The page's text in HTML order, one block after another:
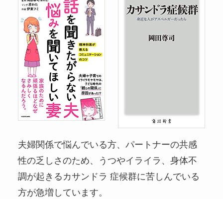
夫婦関係で悩んでいる方、パートナーの共感
性の乏しさのため、うつやイライラ、身体不
調が起きるカサンドラ 症候群に苦しんでいる
方が急増しています。